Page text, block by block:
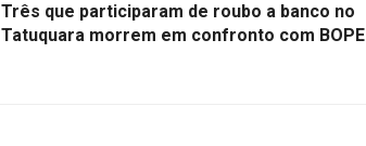
Três que participaram de roubo a banco no
Tatuquara morrem em confronto com BOPE